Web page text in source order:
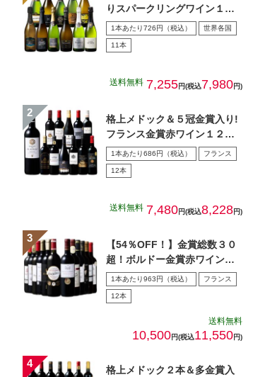
りスパークリングワイン１１
本セット 第４３弾
1本あたり726円（税込） 世界各国
11本
送料無料 7,255円(税込7,980円)
格上メドック＆５冠金賞入り!
フランス金賞赤ワイン１２本
セット 第１０８弾
1本あたり686円（税込） フランス
12本
送料無料 7,480円(税込8,228円)
【54％OFF！】金賞総数３０
超！ボルドー金賞赤ワイン１
２本セット 第１5弾
1本あたり963円（税込） フランス
12本
送料無料
10,500円(税込11,550円)
格上メドック２本＆多金賞入